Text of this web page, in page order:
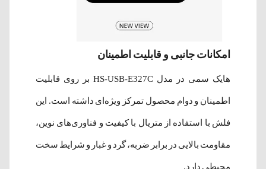
امکانات جانبی و قابلیت اطمینان
هایک سمی در مدل HS-USB-E327C بر روی قابلیت
اطمینان و دوام محصول تمرکز ویژه‌ای داشته است. این
فلش با استفاده از متریال با کیفیت و فناوری‌های نوین،
مقاومت بالایی در برابر ضربه، گرد و غبار و شرایط سخت
محیطی دارد.